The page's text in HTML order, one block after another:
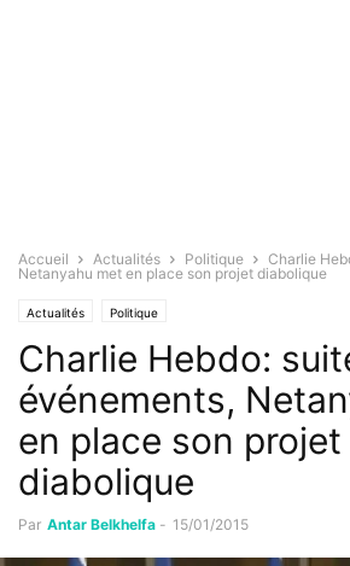
Accueil Actualités Politique
Charlie
Netanyahu met en place son projet diabolique
Actualités Politique
Charlie Hebdo:
événements,
en place son projet
diabolique
Par Antar Belkhelfa - 15/01/2015